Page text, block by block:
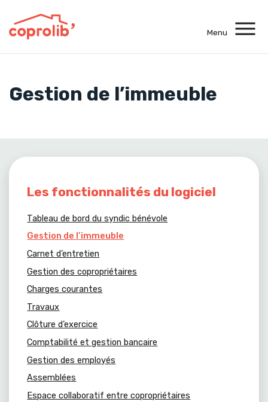
Menu
Une question ?
Gestion de l’immeuble
Les fonctionnalités du logiciel
Tableau de bord du syndic bénévole
Gestion de l’immeuble
Carnet d’entretien
Gestion des copropriétaires
Charges courantes
Travaux
Clôture d’exercice
Comptabilité et gestion bancaire
Gestion des employés
Assemblées
Espace collaboratif entre copropriétaires